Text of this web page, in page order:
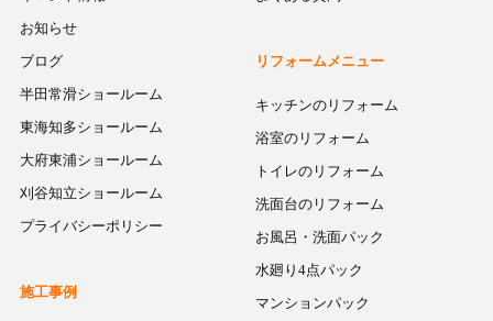
お知らせ
ブログ
半田常滑ショールーム
東海知多ショールーム
大府東浦ショールーム
刈谷知立ショールーム
プライバシーポリシー
リフォームメニュー
キッチンのリフォーム
浴室のリフォーム
トイレのリフォーム
洗面台のリフォーム
お風呂・洗面パック
水廻り4点パック
マンションパック
施工事例